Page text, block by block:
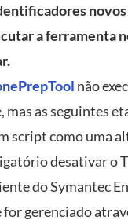
novos
a ferramenta
não
as seguintes
script como uma
desativar o
do Symantec
gerenciado